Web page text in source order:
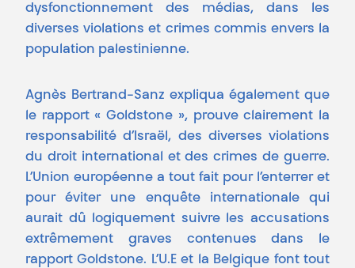
dysfonctionnement des médias, dans les
diverses violations et crimes commis envers la
population palestinienne.
Agnès Bertrand-Sanz expliqua également que
le rapport « Goldstone », prouve clairement la
responsabilité d’Israël, des diverses violations
du droit international et des crimes de guerre.
L’Union européenne a tout fait pour l’enterrer et
pour éviter une enquête internationale qui
aurait dû logiquement suivre les accusations
extrêmement graves contenues dans le
rapport Goldstone. L’U.E et la Belgique font tout